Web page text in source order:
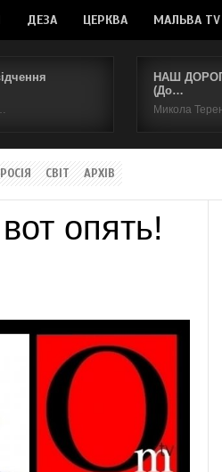
ДЕЗА ЦЕРКВА МАЛЬВА TV
НАШ
(До…
Микола
РОСІЯ СВІТ АРХІВ
опять!